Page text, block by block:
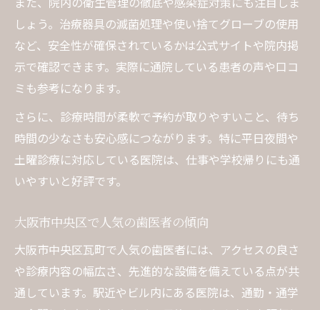
しょう。治療器具の滅菌処理や使い捨てグローブの使用
など、安全性が確保されているかは公式サイトや院内掲
示で確認できます。実際に通院している患者の声や口コ
ミも参考になります。
さらに、診療時間が柔軟で予約が取りやすいこと、待ち
時間の少なさも安心感につながります。特に平日夜間や
土曜診療に対応している医院は、仕事や学校帰りにも通
いやすいと好評です。
大阪市中央区で人気の歯医者の傾向
大阪市中央区瓦町で人気の歯医者には、アクセスの良さ
や診療内容の幅広さ、先進的な設備を備えている点が共
通しています。駅近やビル内にある医院は、通勤・通学